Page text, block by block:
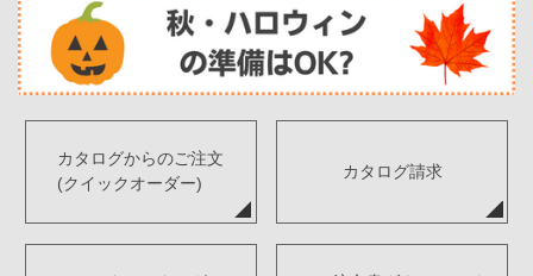
カタログからのご注文
(クイックオーダー)
カタログ請求